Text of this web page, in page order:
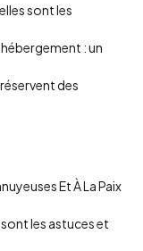
sont les
: un
des
Et À La Paix
les astuces et